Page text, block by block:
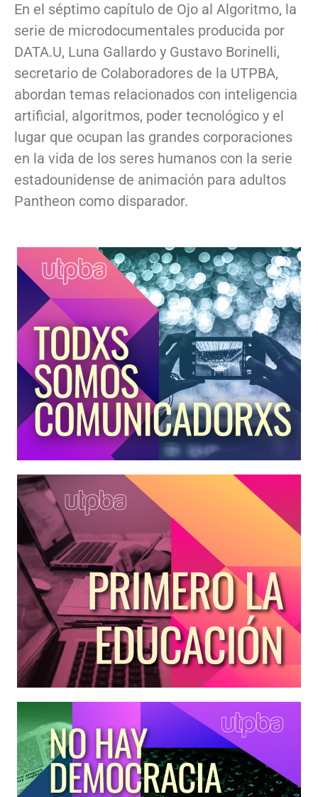
En el séptimo capítulo de Ojo al Algoritmo, la
serie de microdocumentales producida por
DATA.U, Luna Gallardo y Gustavo Borinelli,
secretario de Colaboradores de la UTPBA,
abordan temas relacionados con inteligencia
artificial, algoritmos, poder tecnológico y el
lugar que ocupan las grandes corporaciones
en la vida de los seres humanos con la serie
estadounidense de animación para adultos
Pantheon como disparador.